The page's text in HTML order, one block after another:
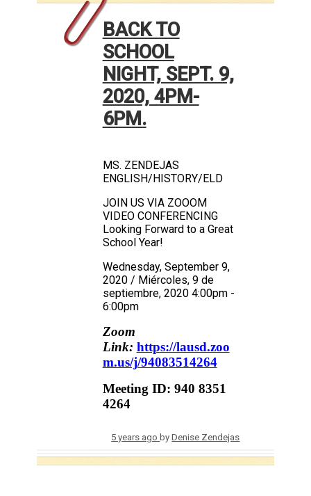
BACK TO
SCHOOL
NIGHT, SEPT. 9,
2020, 4PM-
6PM.
MS. ZENDEJAS
ENGLISH/HISTORY/ELD
JOIN US VIA ZOOOM
VIDEO CONFERENCING
Looking Forward to a Great
School Year!
Wednesday, September 9,
2020 / Miércoles, 9 de
septiembre, 2020 4:00pm -
6:00pm
Zoom
Link: https://lausd.zoo
m.us/j/94083514264
Meeting ID: 940 8351
4264
5 years agobyDenise Zendejas